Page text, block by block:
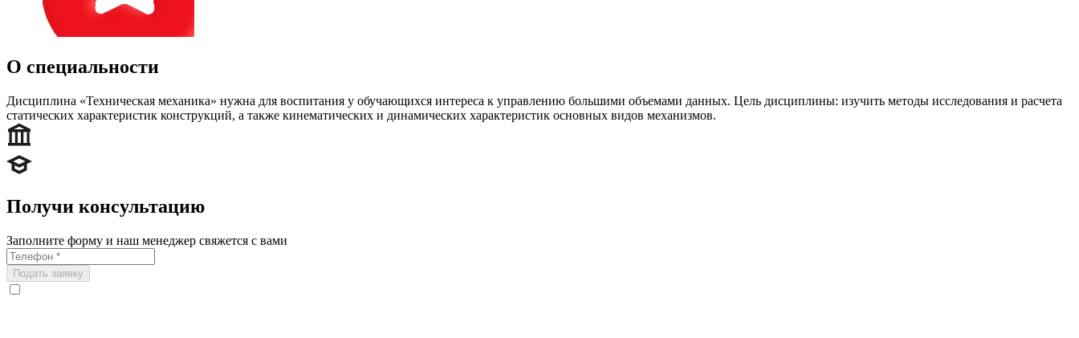
О специальности
Дисциплина «Техническая механика» нужна для воспитания у обучающихся интереса к управлению большими объемами данных. Цель дисциплины: изучить методы исследования и расчета
статических характеристик конструкций, а также кинематических и динамических характеристик основных видов механизмов.
Получи консультацию
Заполните форму и наш менеджер свяжется с вами
Подать заявку